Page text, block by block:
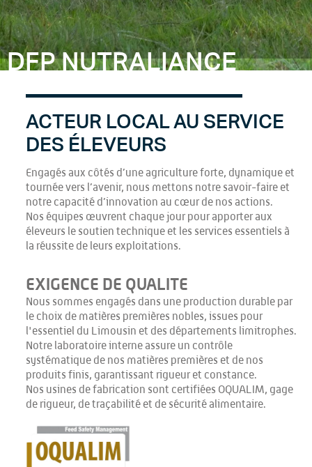
DFP NUTRALIANCE
ACTEUR LOCAL AU SERVICE
DES ÉLEVEURS
Engagés aux côtés d’une agriculture forte, dynamique et
tournée vers l’avenir, nous mettons notre savoir-faire et
notre capacité d’innovation au cœur de nos actions.
Nos équipes œuvrent chaque jour pour apporter aux
éleveurs le soutien technique et les services essentiels à
la réussite de leurs exploitations.
EXIGENCE DE QUALITE
Nous sommes engagés dans une production durable par
le choix de matières premières nobles, issues pour
l'essentiel du Limousin et des départements limitrophes.
Notre laboratoire interne assure un contrôle
systématique de nos matières premières et de nos
produits finis, garantissant rigueur et constance.
Nos usines de fabrication sont certifiées OQUALIM, gage
de rigueur, de traçabilité et de sécurité alimentaire.